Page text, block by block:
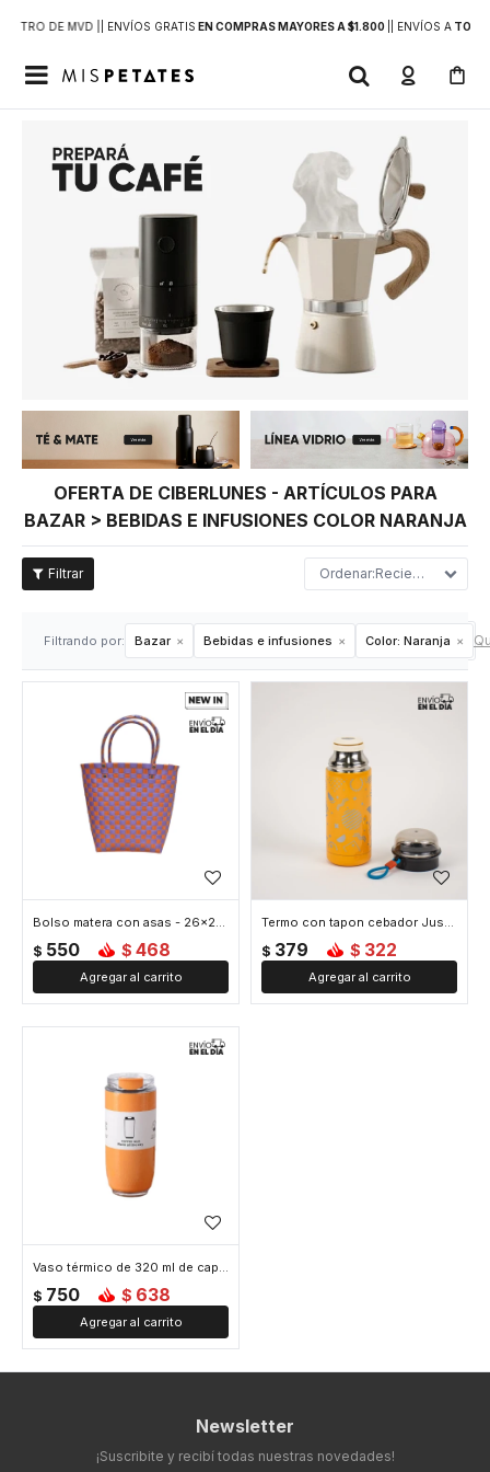
DE MVD | | ENVÍOS GRATIS EN COMPRAS MAYORES A $1.800 | ENVÍOS ATODO

OFERTA DE CIBERLUNES - ARTÍCULOS PARA
BAZAR > BEBIDAS E INFUSIONES COLOR NARANJA
Recientes
Filtrando por: Bazar Bebidas e infusiones Color: Naranja
Bolso matera con asas - 26x24x10cm - Naranja
$ 550 $ 468
Termo con tapon cebador Just Love 350 ml - Naranja
$ 379 $ 322
Vaso térmico de 320 ml de capacidad - Naranja
$ 750 $ 638
Newsletter
¡Suscribite y recibí todas nuestras novedades!